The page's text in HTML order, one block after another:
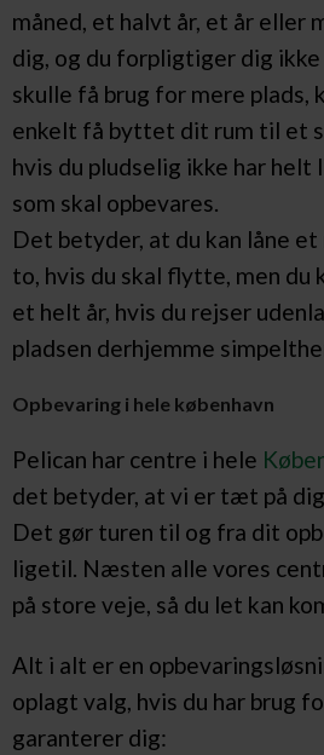
måned, et halvt år, et år eller
dig, og du forpligtiger dig
skulle få brug for mere plads,
enkelt få byttet dit rum til et
hvis du pludselig ikke har helt
som skal opbevares.
Det betyder, at du kan låne
to, hvis du skal flytte, men du
et helt år, hvis du rejser
pladsen derhjemme
Opbevaring i hele københavn
Pelican har centre i hele
det betyder, at vi er tæt på
Det gør turen til og fra dit
ligetil. Næsten alle vores
på store veje, så du let kan
Alt i alt er en
oplagt valg, hvis du har brug
garanterer dig: